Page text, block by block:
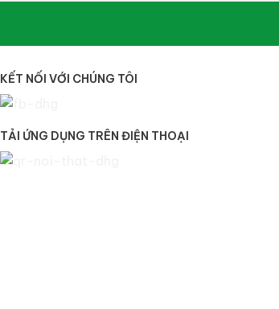
KẾT NỐI VỚI CHÚNG TÔI
TẢI ỨNG DỤNG TRÊN ĐIỆN THOẠI